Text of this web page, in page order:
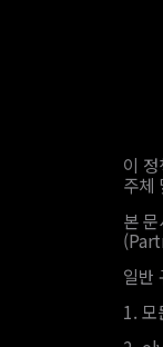
이
주체
본
일반
1. 모